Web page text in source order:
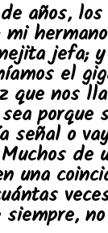
años,
jefa; y
el
que nos
porque
señal o
de
una